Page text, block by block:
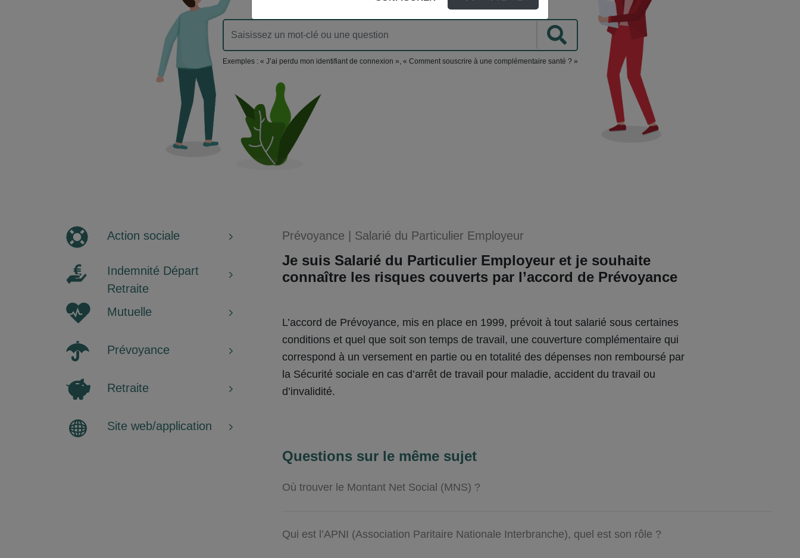
Exemples : « J’ai perdu mon identifiant de connexion », « Comment souscrire à une complémentaire santé ? »
Action sociale
Indemnité Départ
Retraite
Mutuelle
Prévoyance
Retraite
Site web/application
Prévoyance Salarié du Particulier Employeur
Je suis Salarié du Particulier Employeur et je souhaite
connaître les risques couverts par l’accord de Prévoyance
L’accord de Prévoyance, mis en place en 1999, prévoit à tout salarié sous certaines
conditions et quel que soit son temps de travail, une couverture complémentaire qui
correspond à un versement en partie ou en totalité des dépenses non remboursé par
la Sécurité sociale en cas d’arrêt de travail pour maladie, accident du travail ou
d’invalidité.
Questions sur le même sujet
Où trouver le Montant Net Social (MNS) ?
Qui est l’APNI (Association Paritaire Nationale Interbranche), quel est son rôle ?